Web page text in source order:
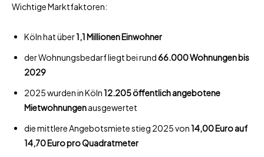
Wichtige Marktfaktoren:
Köln hat über1,1 Millionen Einwohner
der Wohnungsbedarf liegt bei rund66.000 Wohnungen bis
2029
2025 wurden in Köln12.205 öffentlich angebotene
Mietwohnungenausgewertet
die mittlere Angebotsmiete stieg 2025 von14,00 Euro auf
14,70 Euro pro Quadratmeter